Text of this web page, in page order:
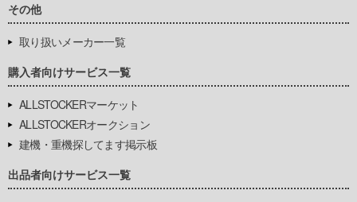
その他
取り扱いメーカー一覧
購入者向けサービス一覧
ALLSTOCKERマーケット
ALLSTOCKERオークション
建機・重機探してます掲示板
出品者向けサービス一覧